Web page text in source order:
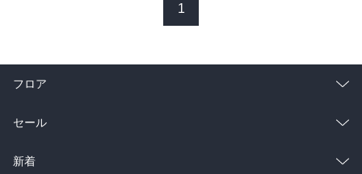
虫を捕えて体の節単位に糸を結んだり、神経節を取り除いたりする
1
フロア
総合
ラノベ
セール
総合
新着